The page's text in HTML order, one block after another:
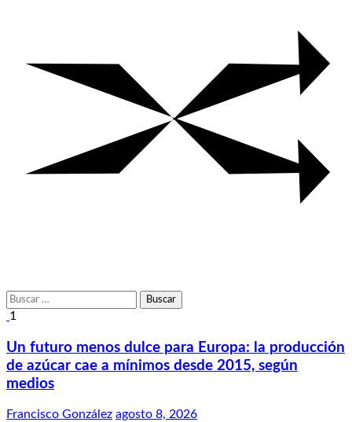
Buscar:
1
Un futuro menos dulce para Europa: la producción
de azúcar cae a mínimos desde 2015, según
medios
Francisco González agosto 8, 2026